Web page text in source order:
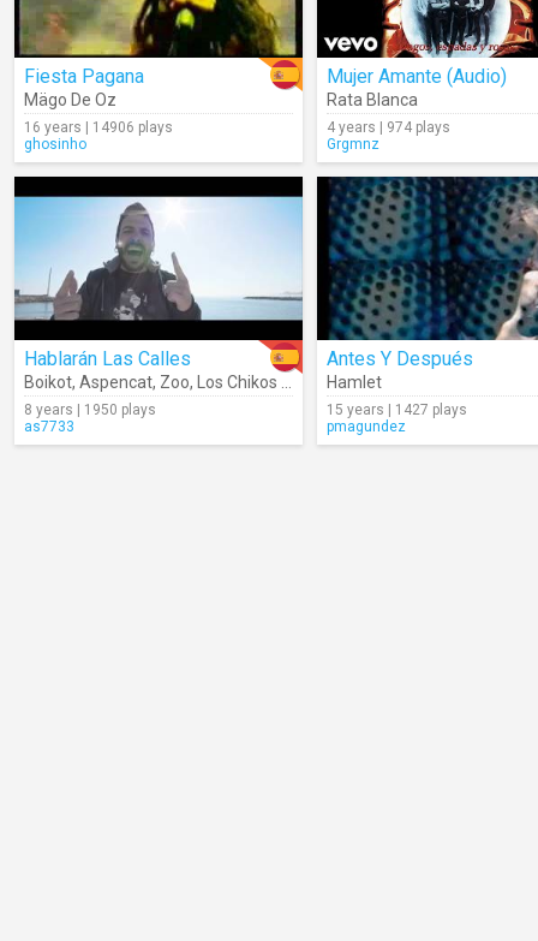
Fiesta Pagana
Mägo De Oz
16 years | 14906 plays
ghosinho
Mujer Amante (Audio)
Rata Blanca
4 years | 974 plays
Grgmnz
Hablarán Las Calles
Boikot, Aspencat, Zoo, Los Chikos Del Maíz ,Pablo De La Raíz
8 years | 1950 plays
as7733
Antes Y Después
Hamlet
15 years | 1427 plays
pmagundez